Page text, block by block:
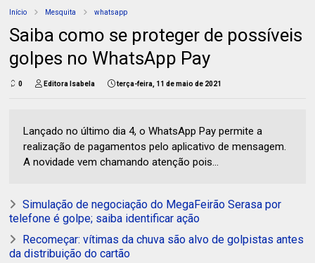
Início Mesquita whatsapp
Saiba como se proteger de possíveis
golpes no WhatsApp Pay
0 Editora Isabela terça-feira, 11 de maio de 2021
Lançado no último dia 4, o WhatsApp Pay permite a
realização de pagamentos pelo aplicativo de mensagem.
A novidade vem chamando atenção pois...
Simulação de negociação do MegaFeirão Serasa por
telefone é golpe; saiba identificar ação
Recomeçar: vítimas da chuva são alvo de golpistas antes
da distribuição do cartão